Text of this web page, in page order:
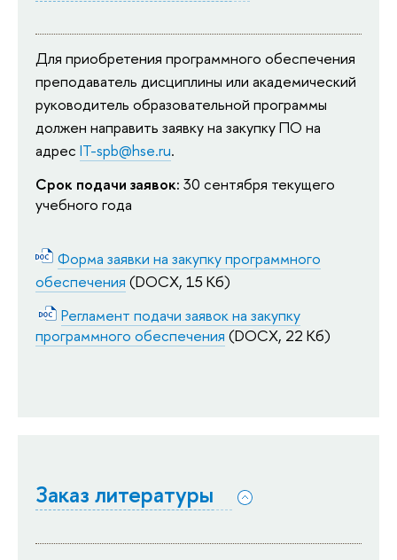
Для приобретения программного обеспечения
преподаватель дисциплины или академический
руководитель образовательной программы
должен направить заявку на закупку ПО на
адрес IT-spb@hse.ru.
Срок подачи заявок: 30 сентября текущего
учебного года
Форма заявки на закупку программного
обеспечения (DOCX, 15 Кб)
Регламент подачи заявок на закупку
программного обеспечения (DOCX, 22 Кб)
Заказ литературы